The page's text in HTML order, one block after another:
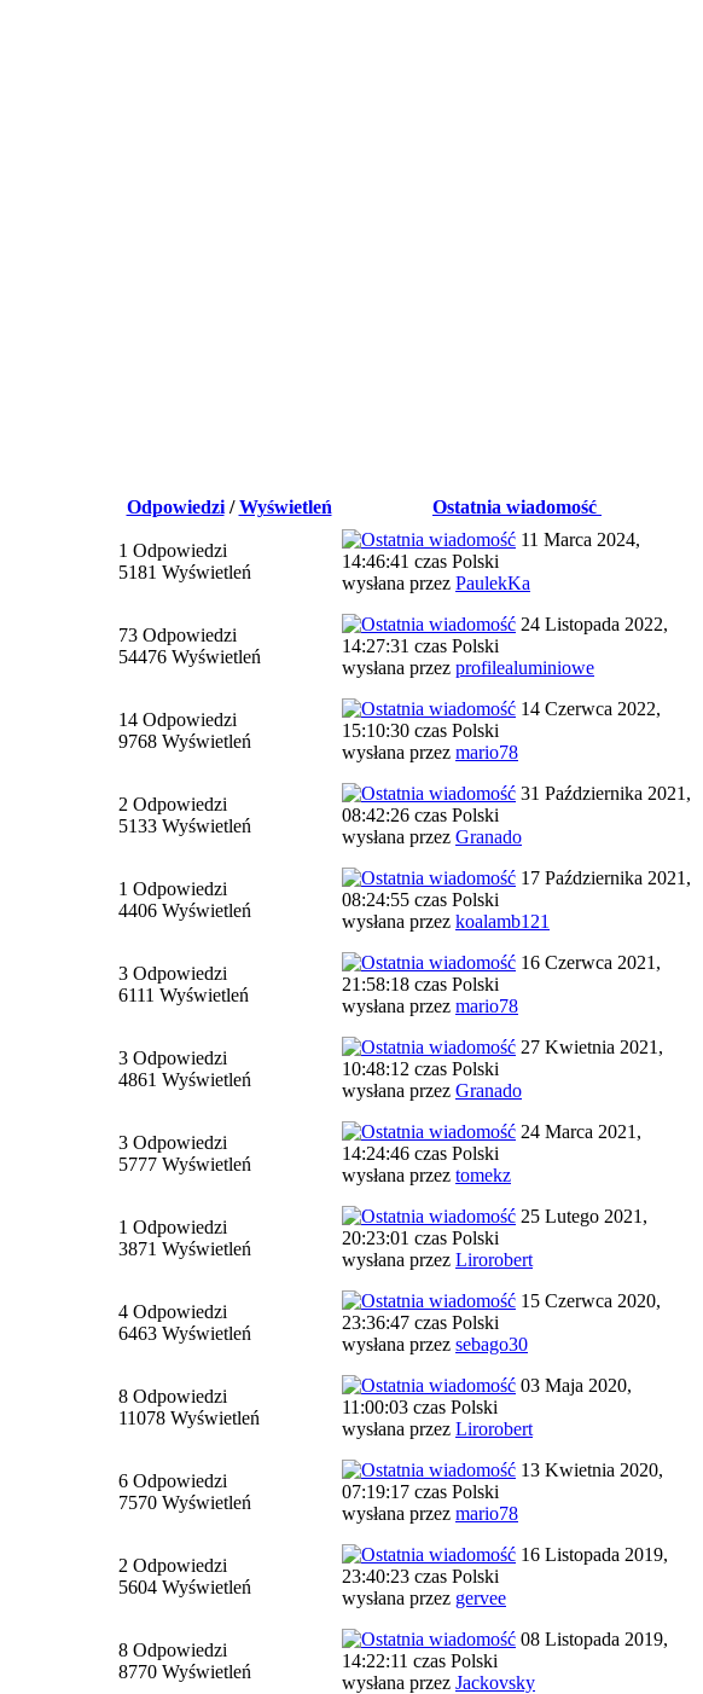
Odpowiedzi/Wyświetleń
Ostatnia wiadomość
1 Odpowiedzi
5181 Wyświetleń
11 Marca 2024,
14:46:41 czas Polski
wysłana przez PaulekKa
73 Odpowiedzi
54476 Wyświetleń
24 Listopada 2022,
14:27:31 czas Polski
wysłana przez profilealuminiowe
14 Odpowiedzi
9768 Wyświetleń
14 Czerwca 2022,
15:10:30 czas Polski
wysłana przez mario78
2 Odpowiedzi
5133 Wyświetleń
31 Października 2021,
08:42:26 czas Polski
wysłana przez Granado
1 Odpowiedzi
4406 Wyświetleń
17 Października 2021,
08:24:55 czas Polski
wysłana przez koalamb121
3 Odpowiedzi
6111 Wyświetleń
16 Czerwca 2021,
21:58:18 czas Polski
wysłana przez mario78
3 Odpowiedzi
4861 Wyświetleń
27 Kwietnia 2021,
10:48:12 czas Polski
wysłana przez Granado
3 Odpowiedzi
5777 Wyświetleń
24 Marca 2021,
14:24:46 czas Polski
wysłana przez tomekz
1 Odpowiedzi
3871 Wyświetleń
25 Lutego 2021,
20:23:01 czas Polski
wysłana przez Lirorobert
4 Odpowiedzi
6463 Wyświetleń
15 Czerwca 2020,
23:36:47 czas Polski
wysłana przez sebago30
8 Odpowiedzi
11078 Wyświetleń
03 Maja 2020,
11:00:03 czas Polski
wysłana przez Lirorobert
6 Odpowiedzi
7570 Wyświetleń
13 Kwietnia 2020,
07:19:17 czas Polski
wysłana przez mario78
2 Odpowiedzi
5604 Wyświetleń
16 Listopada 2019,
23:40:23 czas Polski
wysłana przez gervee
8 Odpowiedzi
8770 Wyświetleń
08 Listopada 2019,
14:22:11 czas Polski
wysłana przez Jackovsky